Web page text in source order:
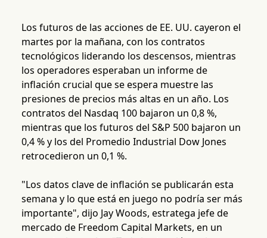
Los futuros de las acciones de EE. UU. cayeron el
martes por la mañana, con los contratos
tecnológicos liderando los descensos, mientras
los operadores esperaban un informe de
inflación crucial que se espera muestre las
presiones de precios más altas en un año. Los
contratos del Nasdaq 100 bajaron un 0,8 %,
mientras que los futuros del S&P 500 bajaron un
0,4 % y los del Promedio Industrial Dow Jones
retrocedieron un 0,1 %.
"Los datos clave de inflación se publicarán esta
semana y lo que está en juego no podría ser más
importante", dijo Jay Woods, estratega jefe de
mercado de Freedom Capital Markets, en un